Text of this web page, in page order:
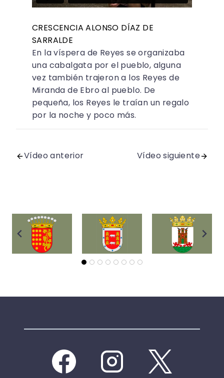
CRESCENCIA ALONSO DÍAZ DE
SARRALDE
En la víspera de Reyes se organizaba
una cabalgata por el pueblo, alguna
vez también trajeron a los Reyes de
Miranda de Ebro al pueblo. De
pequeña, los Reyes le traían un regalo
por la noche y poco más.
Vídeo anterior Vídeo siguiente